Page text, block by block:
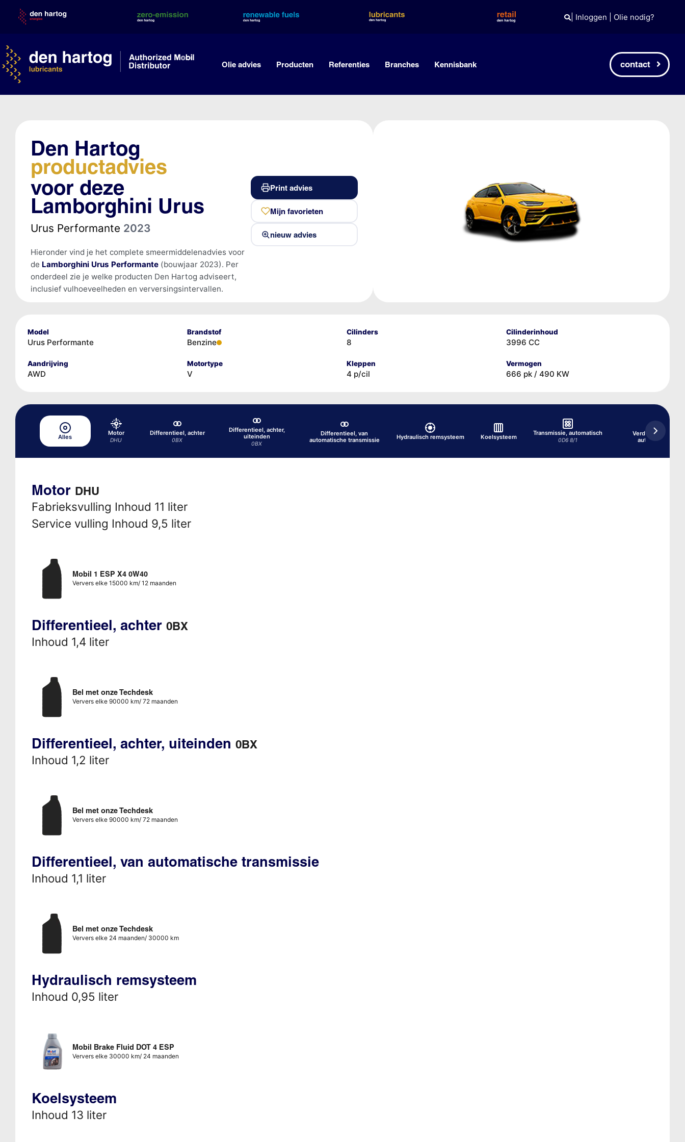
content
| Inloggen Olie nodig?
Olie advies Producten Referenties Branches Kennisbank contact
Den Hartog
productadvies
voor deze
Lamborghini Urus
Urus Performante 2023
Hieronder vind je het complete smeermiddelenadvies voor
de Lamborghini Urus Performante(bouwjaar 2023). Per
onderdeel zie je welke producten Den Hartog adviseert,
inclusief vulhoeveelheden en verversingsintervallen.
Print advies
Mijn favorieten
nieuw advies
Model
Urus Performante
Brandstof
Benzine
Cilinders
8
Cilinderinhoud
3996 CC
Aandrijving
AWD
Motortype
V
Kleppen
4 p/cil
Vermogen
666 pk / 490 KW
Alles
Motor
DHU
Differentieel, achter
0BX
Differentieel, achter,
uiteinden
0BX
Differentieel, van
automatische transmissie
Hydraulisch remsysteem Koelsysteem
Transmissie, automatisch
0D6 8/1
Verdeelbak, van
automatisch
Motor DHU
Fabrieksvulling Inhoud 11 liter
Service vulling Inhoud 9,5 liter
Mobil 1 ESP X4 0W40
Ververs elke 15000 km/ 12 maanden
Differentieel, achter 0BX
Inhoud 1,4 liter
Bel met onze Techdesk
Ververs elke 90000 km/ 72 maanden
Differentieel, achter, uiteinden 0BX
Inhoud 1,2 liter
Bel met onze Techdesk
Ververs elke 90000 km/ 72 maanden
Differentieel, van automatische transmissie
Inhoud 1,1 liter
Bel met onze Techdesk
Ververs elke 24 maanden/ 30000 km
Hydraulisch remsysteem
Inhoud 0,95 liter
Mobil Brake Fluid DOT 4 ESP
Ververs elke 30000 km/ 24 maanden
Koelsysteem
Inhoud 13 liter